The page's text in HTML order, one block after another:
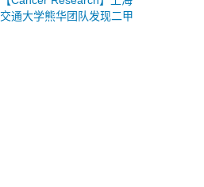
交通大学熊华团队发现二甲